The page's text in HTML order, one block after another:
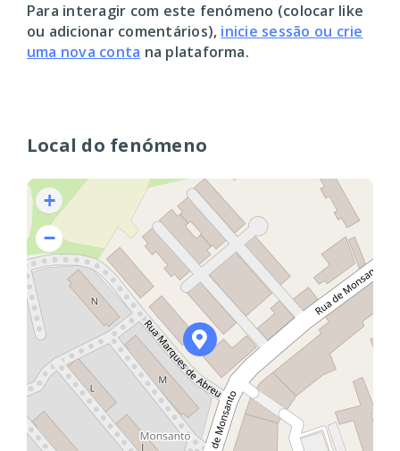
Local do fenómeno
+
−
Para interagir com este fenómeno (colocar like
ou adicionar comentários), inicie sessão ou crie
uma nova conta na plataforma.